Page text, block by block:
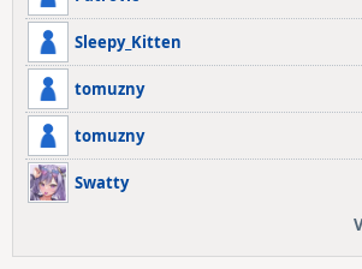
Sleepy_Kitten
tomuzny
tomuzny
Swatty